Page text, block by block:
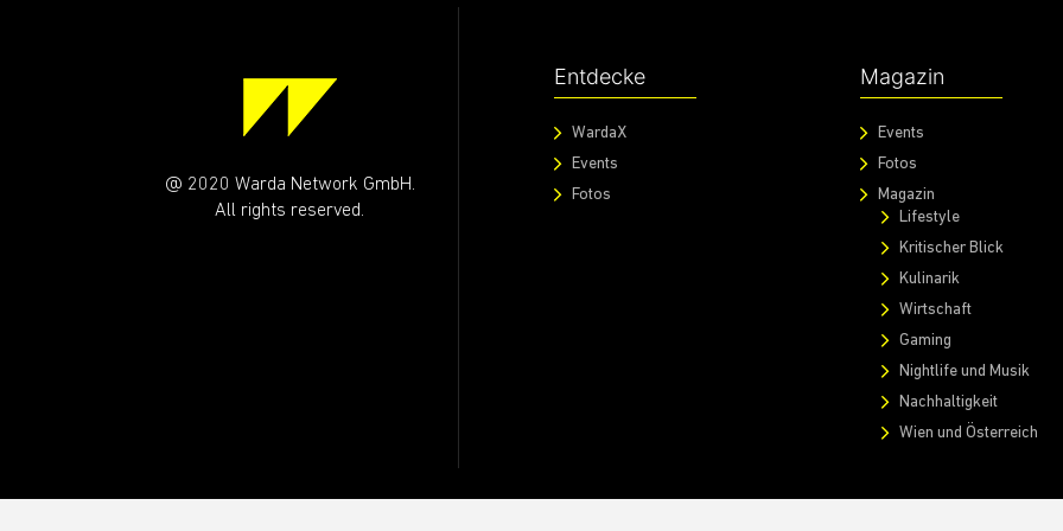
@ 2020 Warda Network GmbH.
All rights reserved.
Entdecke
WardaX
Events
Fotos
Magazin
Events
Fotos
Magazin
Lifestyle
Kritischer Blick
Kulinarik
Wirtschaft
Gaming
Nightlife und Musik
Nachhaltigkeit
Wien und Österreich